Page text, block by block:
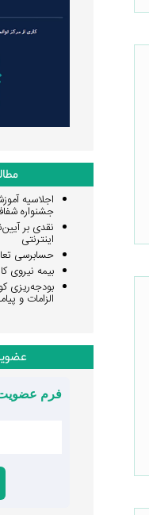
اجلاسیه
جشنواره
نقدی بر
اینترنتی
حسابرسی
بیمه نیروی
بودجه‌ریزی
الزامات و
فرم عضویت